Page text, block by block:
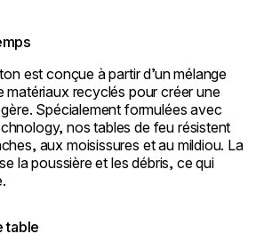
est conçue à partir d’un mélange
matériaux recyclés pour créer une
Spécialement formulées avec
nos tables de feu résistent
aux moisissures et au mildiou. La
la poussière et les débris, ce qui
table